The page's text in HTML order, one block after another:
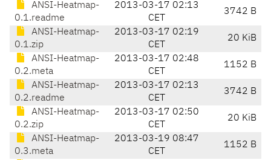
ANSI-Heatmap-
0.1.readme
2013-03-17 02:13
CET
3742 B
ANSI-Heatmap-
0.1.zip
2013-03-17 02:19
CET
20 KiB
ANSI-Heatmap-
0.2.meta
2013-03-17 02:48
CET
1152 B
ANSI-Heatmap-
0.2.readme
2013-03-17 02:13
CET
3742 B
ANSI-Heatmap-
0.2.zip
2013-03-17 02:50
CET
20 KiB
ANSI-Heatmap-
0.3.meta
2013-03-19 08:47
CET
1152 B